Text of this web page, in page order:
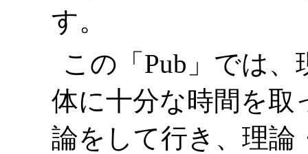
す。
この「Pub」では
体に十分な時間を
論をして行き、理論